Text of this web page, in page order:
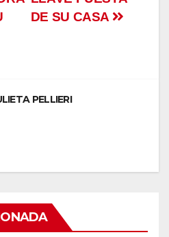
DE SU CASA
PELLIERI